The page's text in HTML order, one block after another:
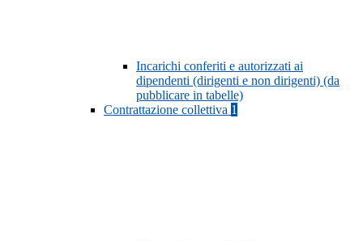
Incarichi conferiti e autorizzati ai
dipendenti (dirigenti e non dirigenti) (da
pubblicare in tabelle)
Contrattazione collettiva 1